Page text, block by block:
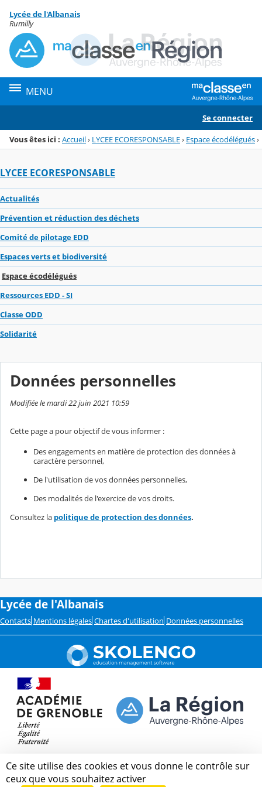
Menu de la rubrique
Contenu
Lycée de l'Albanais
Rumilly
MENU
Se connecter
Vous êtes ici : Accueil› LYCEE ECORESPONSABLE› Espace écodélégués›
LYCEE ECORESPONSABLE
Actualités
Prévention et réduction des déchets
Comité de pilotage EDD
Espaces verts et biodiversité
Espace écodélégués
Ressources EDD - SI
Classe ODD
Solidarité
Données personnelles
Modifiée le mardi 22 juin 2021 10:59
Cette page a pour objectif de vous informer :
Des engagements en matière de protection des données à
caractère personnel,
De l'utilisation de vos données personnelles,
Des modalités de l'exercice de vos droits.
Consultez la politique de protection des données.
Lycée de l'Albanais
Contacts Mentions légales Chartes d'utilisation Données personnelles
Ce site utilise des cookies et vous donne le contrôle sur
ceux que vous souhaitez activer